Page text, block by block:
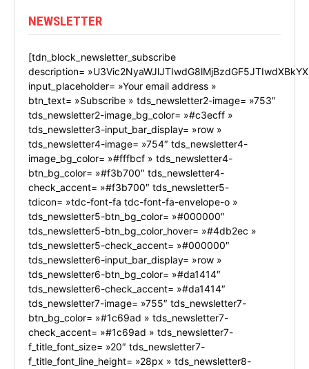
NEWSLETTER
[tdn_block_newsletter_subscribe
description=
input_placeholder= »Your email address »
btn_text= »Subscribe » tds_newsletter2-image= »753″
tds_newsletter2-image_bg_color= »#c3ecff »
tds_newsletter3-input_bar_display= »row »
tds_newsletter4-image= »754″ tds_newsletter4-
image_bg_color= »#fffbcf » tds_newsletter4-
btn_bg_color= »#f3b700″ tds_newsletter4-
check_accent= »#f3b700″ tds_newsletter5-
tdicon= »tdc-font-fa tdc-font-fa-envelope-o »
tds_newsletter5-btn_bg_color= »#000000″
tds_newsletter5-btn_bg_color_hover= »#4db2ec »
tds_newsletter5-check_accent= »#000000″
tds_newsletter6-input_bar_display= »row »
tds_newsletter6-btn_bg_color= »#da1414″
tds_newsletter6-check_accent= »#da1414″
tds_newsletter7-image= »755″ tds_newsletter7-
btn_bg_color= »#1c69ad » tds_newsletter7-
check_accent= »#1c69ad » tds_newsletter7-
f_title_font_size= »20″ tds_newsletter7-
f_title_font_line_height= »28px » tds_newsletter8-